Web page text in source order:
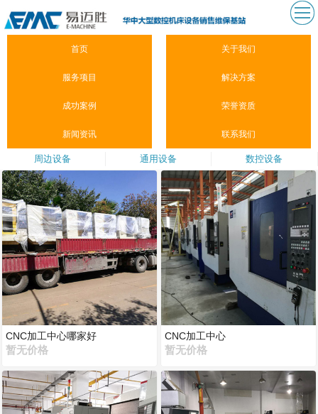
首页 关于我们
服务项目 解决方案
成功案例 荣誉资质
新闻资讯 联系我们
周边设备 通用设备 数控设备
CNC加工中心哪家好
暂无价格
CNC加工中心
暂无价格